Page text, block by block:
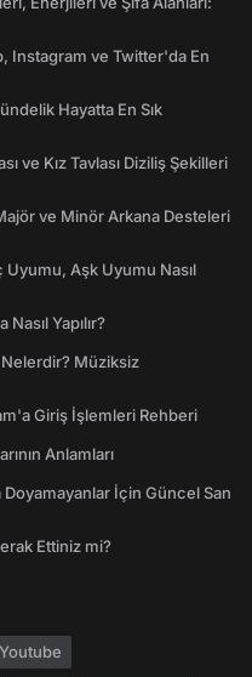
Instagram ve Twitter'da En
Hayatta En Sık
ve Kız Tavlası Diziliş Şekilleri
ve Minör Arkana Desteleri
Aşk Uyumu Nasıl
Yapılır?
Nelerdir? Müziksiz
Giriş İşlemleri Rehberi
Anlamları
İçin Güncel San
Ettiniz mi?
Youtube